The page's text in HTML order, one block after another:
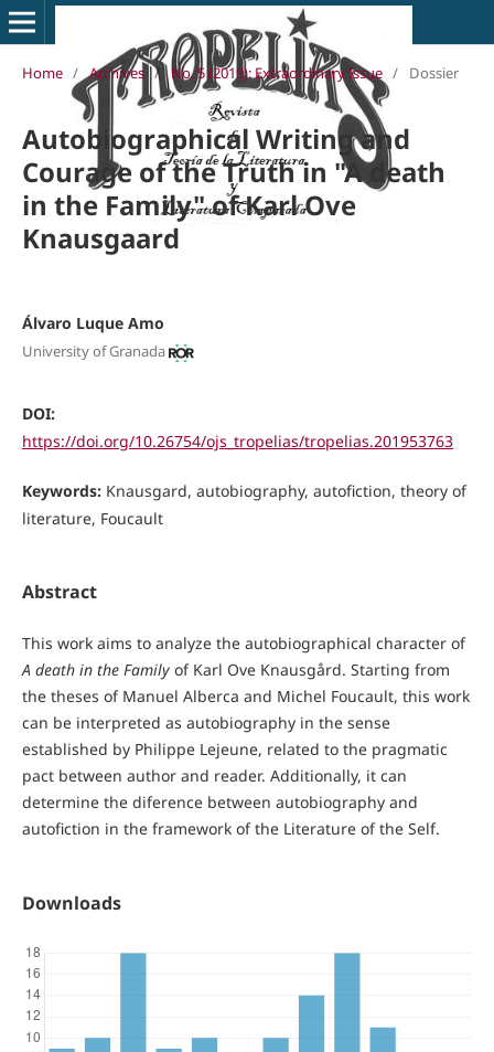
Home / Archives / No. 5 (2019): Extraordinary Issue / Dossier
Autobiographical Writing and
Courage of the Truth in "A death
in the Family" of Karl Ove
Knausgaard
Álvaro Luque Amo
University of Granada
DOI:
https://doi.org/10.26754/ojs_tropelias/tropelias.201953763
Keywords: Knausgard, autobiography, autofiction, theory of
literature, Foucault
Abstract
This work aims to analyze the autobiographical character of
A death in the Familyof Karl Ove Knausgård. Starting from
the theses of Manuel Alberca and Michel Foucault, this work
can be interpreted as autobiography in the sense
established by Philippe Lejeune, related to the pragmatic
pact between author and reader. Additionally, it can
determine the diference between autobiography and
autofiction in the framework of the Literature of the Self.
Downloads